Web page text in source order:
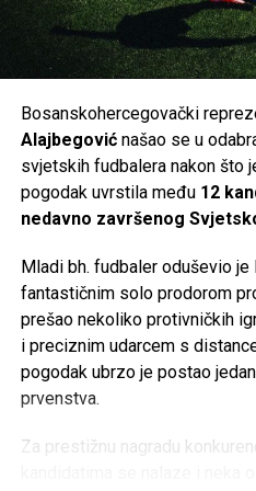
Navijači Schalkea sada s
zvanično potvrdi dolazak
je Bosna i Hercegovina ikada
Share Post
Share
Tweet
Mail
Bosanskohercegovački
Alajbegovićnašao se u
svjetskih fudbalera nakon što
pogodak uvrstila među 12
nedavno završenog
Mladi bh. fudbaler oduševio
fantastičnim solo prodorom
prešao nekoliko protivničkih
i preciznim udarcem s
pogodak ubrzo je postao
prvenstva.
Za prestižnu nagradu